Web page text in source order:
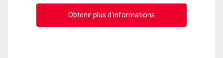
Obtenir plus d'informations